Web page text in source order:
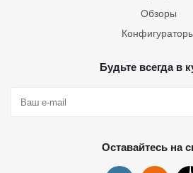
Обзоры
Будьте всегда в
Оставайтесь на